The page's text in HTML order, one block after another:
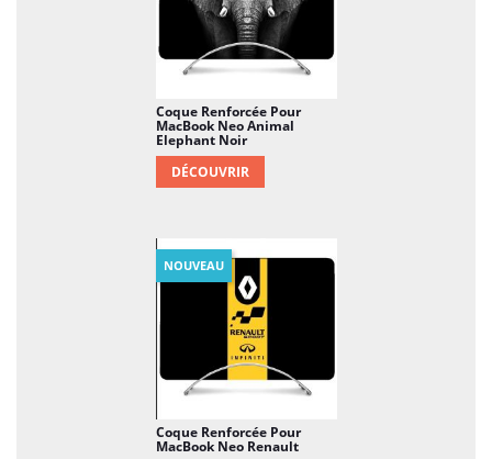
Coque Renforcée Pour
MacBook Neo Animal
Elephant Noir
DÉCOUVRIR
Coque Renforcée Pour
MacBook Neo Renault
NOUVEAU